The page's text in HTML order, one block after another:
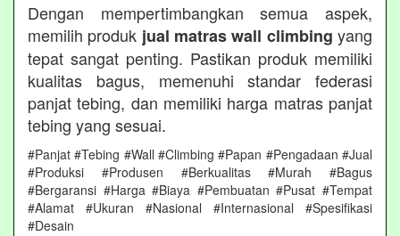
Dengan mempertimbangkan semua aspek,
memilih produk jual matras wall climbing yang
tepat sangat penting. Pastikan produk memiliki
kualitas bagus, memenuhi standar federasi
panjat tebing, dan memiliki harga matras panjat
tebing yang sesuai.
#Panjat #Tebing #Wall #Climbing #Papan #Pengadaan #Jual
#Produksi #Produsen #Berkualitas #Murah #Bagus
#Bergaransi #Harga #Biaya #Pembuatan #Pusat #Tempat
#Alamat #Ukuran #Nasional #Internasional #Spesifikasi
#Desain